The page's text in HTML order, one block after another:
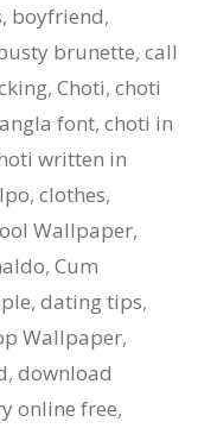
, boyfriend,
brunette, call
, Choti, choti
font, choti in
written in
, clothes,
Wallpaper,
, Cum
, dating tips,
Wallpaper,
, download
online free,